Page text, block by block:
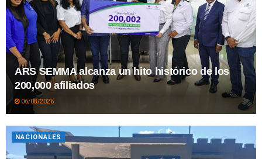
ARS SEMMA alcanza un hito histórico de los
200,000 afiliados
06/08/2026
NACIONALES